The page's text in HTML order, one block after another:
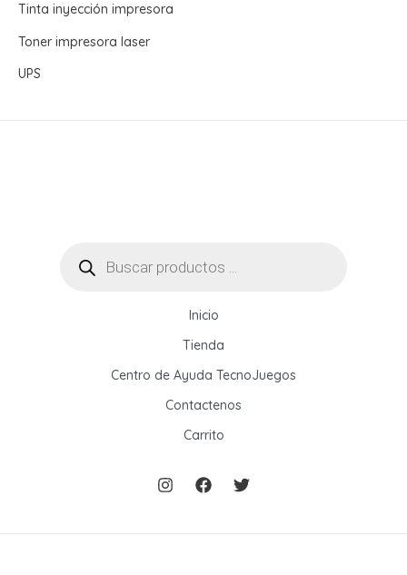
Tinta inyección impresora
Toner impresora laser
UPS
productos
Inicio
Tienda
Centro de Ayuda TecnoJuegos
Contactenos
Carrito